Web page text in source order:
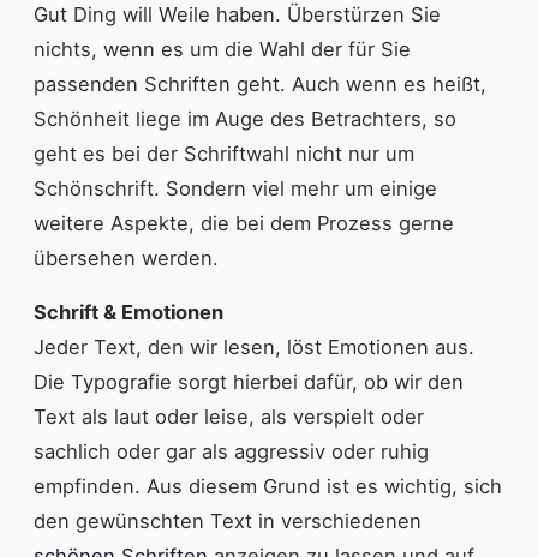
Gut Ding will Weile haben. Überstürzen Sie
nichts, wenn es um die Wahl der für Sie
passenden Schriften geht. Auch wenn es heißt,
Schönheit liege im Auge des Betrachters, so
geht es bei der Schriftwahl nicht nur um
Schönschrift. Sondern viel mehr um einige
weitere Aspekte, die bei dem Prozess gerne
übersehen werden.
Schrift & Emotionen
Jeder Text, den wir lesen, löst Emotionen aus.
Die Typografie sorgt hierbei dafür, ob wir den
Text als laut oder leise, als verspielt oder
sachlich oder gar als aggressiv oder ruhig
empfinden. Aus diesem Grund ist es wichtig, sich
den gewünschten Text in verschiedenen